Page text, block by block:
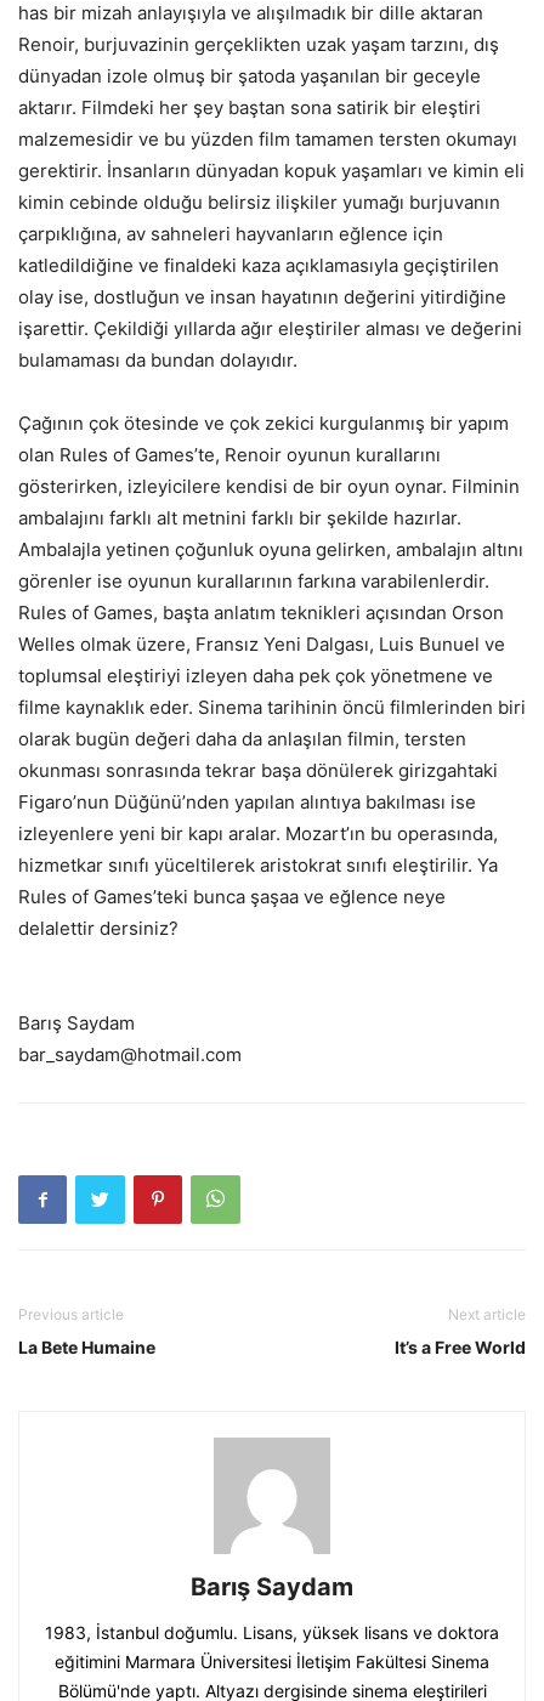
has bir mizah anlayışıyla ve alışılmadık bir dille aktaran
Renoir, burjuvazinin gerçeklikten uzak yaşam tarzını, dış
dünyadan izole olmuş bir şatoda yaşanılan bir geceyle
aktarır. Filmdeki her şey baştan sona satirik bir eleştiri
malzemesidir ve bu yüzden film tamamen tersten okumayı
gerektirir. İnsanların dünyadan kopuk yaşamları ve kimin eli
kimin cebinde olduğu belirsiz ilişkiler yumağı burjuvanın
çarpıklığına, av sahneleri hayvanların eğlence için
katledildiğine ve finaldeki kaza açıklamasıyla geçiştirilen
olay ise, dostluğun ve insan hayatının değerini yitirdiğine
işarettir. Çekildiği yıllarda ağır eleştiriler alması ve değerini
bulamaması da bundan dolayıdır.
Çağının çok ötesinde ve çok zekici kurgulanmış bir yapım
olan Rules of Games’te, Renoir oyunun kurallarını
gösterirken, izleyicilere kendisi de bir oyun oynar. Filminin
ambalajını farklı alt metnini farklı bir şekilde hazırlar.
Ambalajla yetinen çoğunluk oyuna gelirken, ambalajın altını
görenler ise oyunun kurallarının farkına varabilenlerdir.
Rules of Games, başta anlatım teknikleri açısından Orson
Welles olmak üzere, Fransız Yeni Dalgası, Luis Bunuel ve
toplumsal eleştiriyi izleyen daha pek çok yönetmene ve
filme kaynaklık eder. Sinema tarihinin öncü filmlerinden biri
olarak bugün değeri daha da anlaşılan filmin, tersten
okunması sonrasında tekrar başa dönülerek girizgahtaki
Figaro’nun Düğünü’nden yapılan alıntıya bakılması ise
izleyenlere yeni bir kapı aralar. Mozart’ın bu operasında,
hizmetkar sınıfı yüceltilerek aristokrat sınıfı eleştirilir. Ya
Rules of Games’teki bunca şaşaa ve eğlence neye
delalettir dersiniz?
Barış Saydam
bar_saydam@hotmail.com
Previous article
La Bete Humaine
Next article
It’s a Free World
Barış Saydam
1983, İstanbul doğumlu. Lisans, yüksek lisans ve doktora
eğitimini Marmara Üniversitesi İletişim Fakültesi Sinema
Bölümü'nde yaptı. Altyazı dergisinde sinema eleştirileri